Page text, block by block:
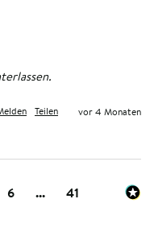
Teilen vor 4 Monaten
6 ... 41